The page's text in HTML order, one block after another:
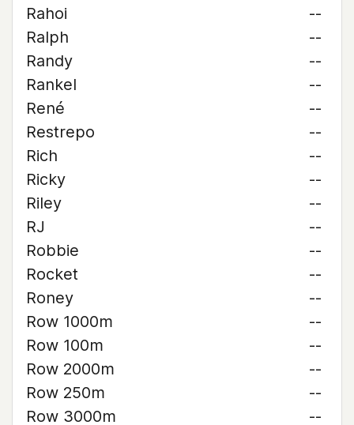
Rahoi
--
Ralph
--
Randy
--
Rankel
--
René
--
Restrepo
--
Rich
--
Ricky
--
Riley
--
RJ
--
Robbie
--
Rocket
--
Roney
--
Row 1000m
--
Row 100m
--
Row 2000m
--
Row 250m
--
Row 3000m
--